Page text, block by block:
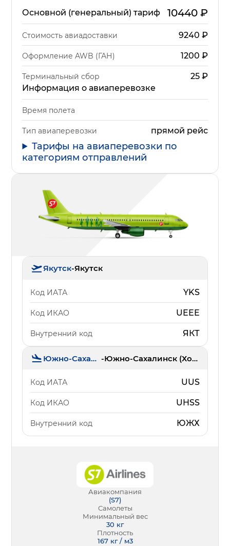
Основной (генеральный) тариф 10440₽
Стоимость авиадоставки 9240 ₽
Оформление AWB (ГАН) 1200 ₽
Терминальный сбор 25₽
Информация о авиаперевозке
Время полета
Тип авиаперевозки прямой рейс
Тарифы на авиаперевозки по
категориям отправлений
Якутск-Якутск
Код ИАТА YKS
Код ИКАО UEEE
Внутренний код ЯКТ
Южно-Сахалинск - Южно-Сахалинск (Хомутово)
Код ИАТА UUS
Код ИКАО UHSS
Внутренний код ЮЖХ
Авиакомпания
(S7)
Самолеты
Минимальный вес
30 кг
Плотность
167 кг / м3